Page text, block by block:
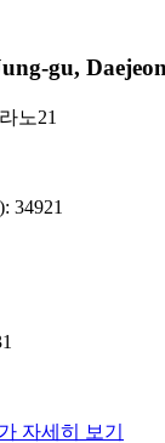
gu,
노21
34921
자세히 보기